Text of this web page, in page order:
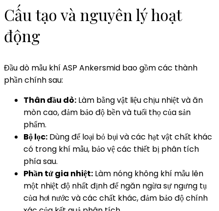
Cấu tạo và nguyên lý hoạt
động
Đầu dò mẫu khí ASP Ankersmid bao gồm các thành
phần chính sau:
Thân đầu dò: Làm bằng vật liệu chịu nhiệt và ăn
mòn cao, đảm bảo độ bền và tuổi thọ của sản
phẩm.
Bộ lọc: Dùng để loại bỏ bụi và các hạt vật chất khác
có trong khí mẫu, bảo vệ các thiết bị phân tích
phía sau.
Phần tử gia nhiệt: Làm nóng không khí mẫu lên
một nhiệt độ nhất định để ngăn ngừa sự ngưng tụ
của hơi nước và các chất khác, đảm bảo độ chính